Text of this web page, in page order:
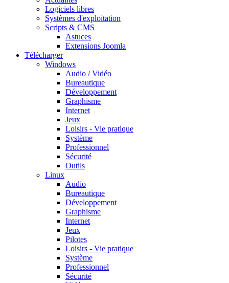
Logiciels libres
Systèmes d'exploitation
Scripts & CMS
Astuces
Extensions Joomla
Télécharger
Windows
Audio / Vidéo
Bureautique
Développement
Graphisme
Internet
Jeux
Loisirs - Vie pratique
Système
Professionnel
Sécurité
Outils
Linux
Audio
Bureautique
Développement
Graphisme
Internet
Jeux
Pilotes
Loisirs - Vie pratique
Système
Professionnel
Sécurité